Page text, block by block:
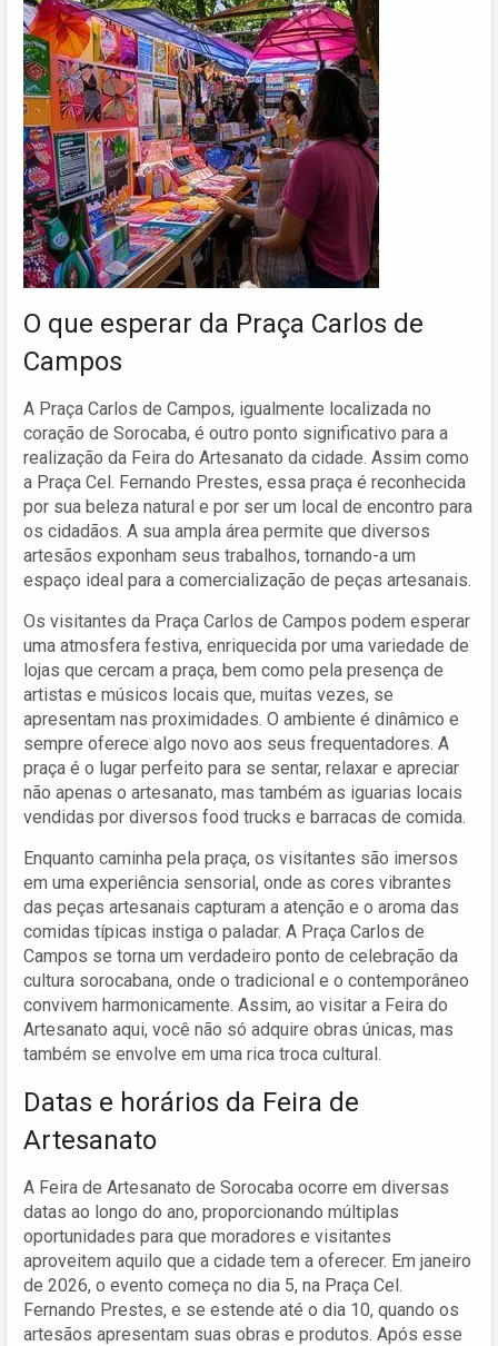
O que esperar da Praça Carlos de
Campos
A Praça Carlos de Campos, igualmente localizada no
coração de Sorocaba, é outro ponto significativo para a
realização da Feira do Artesanato da cidade. Assim como
a Praça Cel. Fernando Prestes, essa praça é reconhecida
por sua beleza natural e por ser um local de encontro para
os cidadãos. A sua ampla área permite que diversos
artesãos exponham seus trabalhos, tornando-a um
espaço ideal para a comercialização de peças artesanais.
Os visitantes da Praça Carlos de Campos podem esperar
uma atmosfera festiva, enriquecida por uma variedade de
lojas que cercam a praça, bem como pela presença de
artistas e músicos locais que, muitas vezes, se
apresentam nas proximidades. O ambiente é dinâmico e
sempre oferece algo novo aos seus frequentadores. A
praça é o lugar perfeito para se sentar, relaxar e apreciar
não apenas o artesanato, mas também as iguarias locais
vendidas por diversos food trucks e barracas de comida.
Enquanto caminha pela praça, os visitantes são imersos
em uma experiência sensorial, onde as cores vibrantes
das peças artesanais capturam a atenção e o aroma das
comidas típicas instiga o paladar. A Praça Carlos de
Campos se torna um verdadeiro ponto de celebração da
cultura sorocabana, onde o tradicional e o contemporâneo
convivem harmonicamente. Assim, ao visitar a Feira do
Artesanato aqui, você não só adquire obras únicas, mas
também se envolve em uma rica troca cultural.
Datas e horários da Feira de
Artesanato
A Feira de Artesanato de Sorocaba ocorre em diversas
datas ao longo do ano, proporcionando múltiplas
oportunidades para que moradores e visitantes
aproveitem aquilo que a cidade tem a oferecer. Em janeiro
de 2026, o evento começa no dia 5, na Praça Cel.
Fernando Prestes, e se estende até o dia 10, quando os
artesãos apresentam suas obras e produtos. Após esse